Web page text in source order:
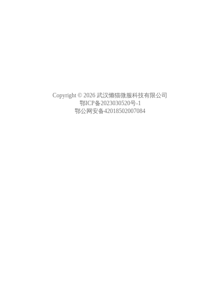
Copyright © 2026 武汉懒猫微服科技有限公司
鄂ICP备2023030520号-1
鄂公网安备42018502007084